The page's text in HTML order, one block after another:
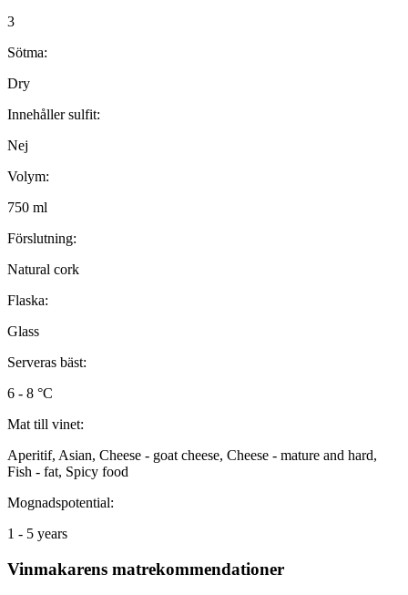
3
Sötma:
Dry
Innehåller sulfit:
Nej
Volym:
750 ml
Förslutning:
Natural cork
Flaska:
Glass
Serveras bäst:
6 - 8 °C
Mat till vinet:
Aperitif, Asian, Cheese - goat cheese, Cheese - mature and hard,
Fish - fat, Spicy food
Mognadspotential:
1 - 5 years
Vinmakarens matrekommendationer